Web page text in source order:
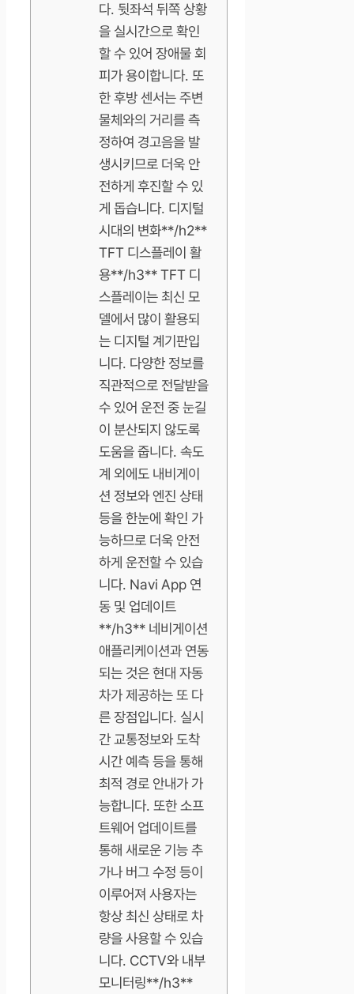
다. 뒷좌석 뒤쪽 상황
을 실시간으로 확인
할 수 있어 장애물 회
피가 용이합니다. 또
한 후방 센서는 주변
물체와의 거리를 측
정하여 경고음을 발
생시키므로 더욱 안
전하게 후진할 수 있
게 돕습니다. 디지털
시대의 변화**/h2**
TFT 디스플레이 활
용**/h3** TFT 디
스플레이는 최신 모
델에서 많이 활용되
는 디지털 계기판입
니다. 다양한 정보를
직관적으로 전달받을
수 있어 운전 중 눈길
이 분산되지 않도록
도움을 줍니다. 속도
계 외에도 내비게이
션 정보와 엔진 상태
등을 한눈에 확인 가
능하므로 더욱 안전
하게 운전할 수 있습
니다. Navi App 연
동 및 업데이트
**/h3** 네비게이션
애플리케이션과 연동
되는 것은 현대 자동
차가 제공하는 또 다
른 장점입니다. 실시
간 교통정보와 도착
시간 예측 등을 통해
최적 경로 안내가 가
능합니다. 또한 소프
트웨어 업데이트를
통해 새로운 기능 추
가나 버그 수정 등이
이루어져 사용자는
항상 최신 상태로 차
량을 사용할 수 있습
니다. CCTV와 내부
모니터링**/h3**